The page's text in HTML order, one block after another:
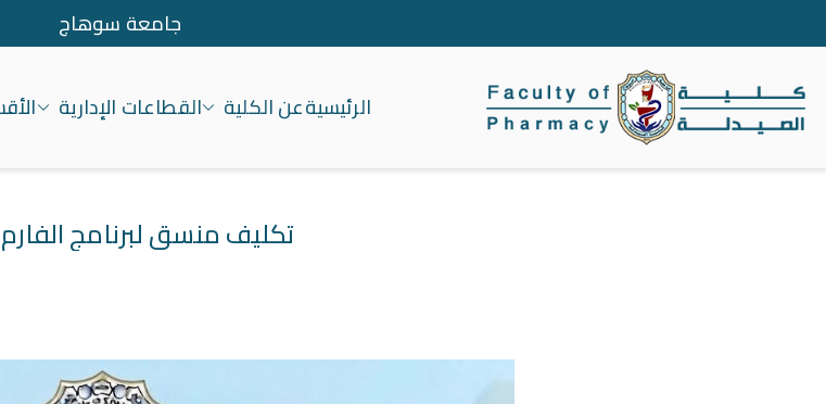
جامعة سوهاج
الرئيسيةعن الكلية القطاعات الإدارية
تكليف منسق لبرنامج